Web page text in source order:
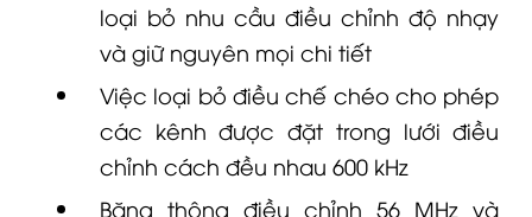
loại bỏ nhu cầu điều chỉnh độ nhạy
và giữ nguyên mọi chi tiết
Việc loại bỏ điều chế chéo cho phép
các kênh được đặt trong lưới điều
chỉnh cách đều nhau 600 kHz
Băng thông điều chỉnh 56 MHz và